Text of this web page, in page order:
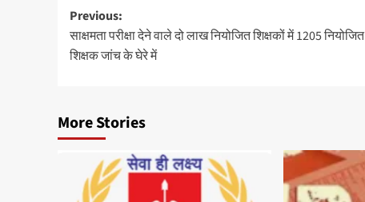
Post
navigation
Previous:
साक्षमता परीक्षा देने वाले दो लाख नियोजित शिक्षकों में 1205 नियोजित
शिक्षक जांच के घेरे में
More Stories